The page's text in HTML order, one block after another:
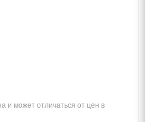
и может отличаться от цен в